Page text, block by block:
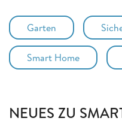
Garten
Smart Home
NEUES ZU